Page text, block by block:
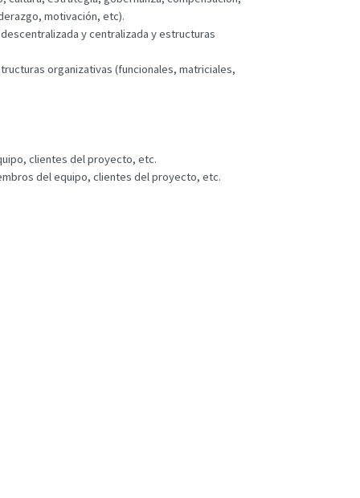
motivación, etc).
y centralizada y estructuras
organizativas (funcionales, matriciales,
clientes del proyecto, etc.
del equipo, clientes del proyecto, etc.